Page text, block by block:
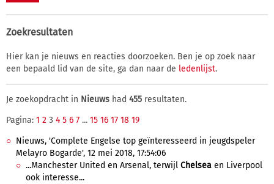
Zoekresultaten
Hier kan je nieuws en reacties doorzoeken. Ben je op zoek naar
een bepaald lid van de site, ga dan naar de ledenlijst.
Je zoekopdracht in Nieuws had 455 resultaten.
Pagina: 1 2 3 4 5 6 7 ... 15 16 17 18 19
Nieuws, 'Complete Engelse top geïnteresseerd in jeugdspeler
Melayro Bogarde', 12 mei 2018, 17:54:06
...Manchester United en Arsenal, terwijl Chelsea en Liverpool
ook interesse...